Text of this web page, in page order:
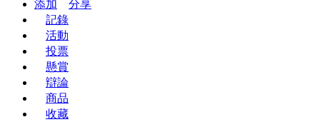
添加
分享
記錄
活動
投票
懸賞
辯論
商品
收藏